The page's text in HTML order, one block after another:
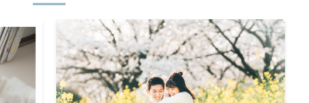
た！」と思える一枚に出会えます。まずは、ラブグラフの撮影事例をご